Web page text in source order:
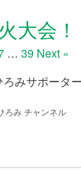
大会！
… 39 Next »
みサポータ